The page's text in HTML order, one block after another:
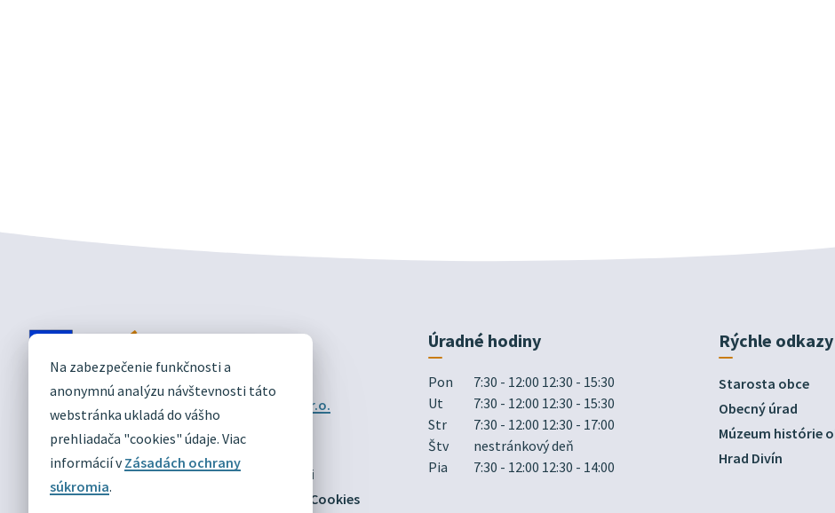
Na zabezpečenie funkčnosti a
anonymnú analýzu návštevnosti táto
webstránka ukladá do vášho
prehliadača "cookies" údaje. Viac
informácií vZásadách ochrany
súkromia.
DIVÍN
OFICIÁLNE STRÁNKY
Technický prevádzkovateľ:
Alphabet partner s.r.o.
Správca obsahu:Obec Divín
Posledná aktualizácia:03.08.2026
Mapa
Vyhlásenie o prístupnosti
Zásady ochrany osobných údajov
Nastaviť Cookies
Úradné hodiny
Pon
7:30 - 12:00 12:30 - 15:30
Ut
7:30 - 12:00 12:30 - 15:30
Str
7:30 - 12:00 12:30 - 17:00
Štv
nestránkový deň
Pia
7:30 - 12:00 12:30 - 14:00
Rýchle odkazy
Starosta obce
Obecný úrad
Múzeum histórie
Hrad Divín